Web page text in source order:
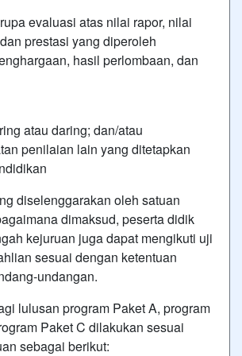
evaluasi atas nilai rapor, nilai
prestasi yang diperoleh
hasil perlombaan, dan
atau daring; dan/atau
penilaian lain yang ditetapkan
diselenggarakan oleh satuan
dimaksud, peserta didik
kejuruan juga dapat mengikuti uji
sesuai dengan ketentuan
undangan.
lulusan program Paket A, program
Paket C dilakukan sesuai
sebagai berikut: